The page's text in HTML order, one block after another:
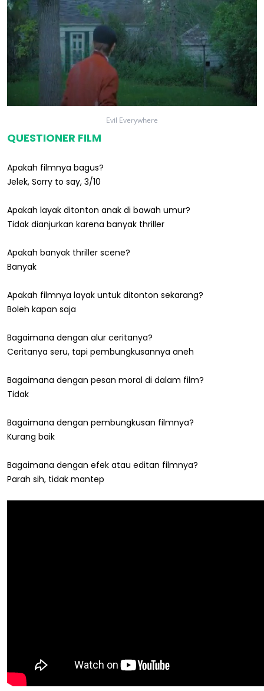
Evil Everywhere
QUESTIONER FILM
Apakah filmnya bagus?
Jelek, Sorry to say, 3/10
Apakah layak ditonton anak di bawah umur?
Tidak dianjurkan karena banyak thriller
Apakah banyak thriller scene?
Banyak
Apakah filmnya layak untuk ditonton sekarang?
Boleh kapan saja
Bagaimana dengan alur ceritanya?
Ceritanya seru, tapi pembungkusannya aneh
Bagaimana dengan pesan moral di dalam film?
Tidak
Bagaimana dengan pembungkusan filmnya?
Kurang baik
Bagaimana dengan efek atau editan filmnya?
Parah sih, tidak mantep